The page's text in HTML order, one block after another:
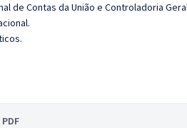
de Contas da União e Controladoria